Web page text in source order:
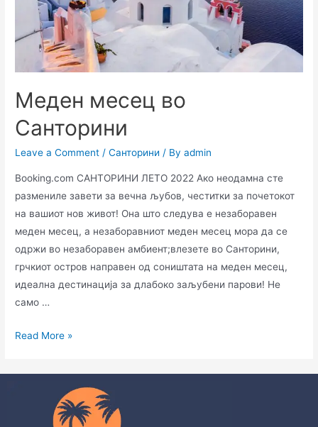
Меден месец во
Санторини
Leave a Comment /Санторини / Byadmin
Booking.com САНТОРИНИ ЛЕТО 2022 Ако неодамна сте
размениле завети за вечна љубов, честитки за почетокот
на вашиот нов живот! Она што следува е незаборавен
меден месец, а незаборавниот меден месец мора да се
одржи во незаборавен амбиент;влезете во Санторини,
грчкиот остров направен од соништата на меден месец,
идеална дестинација за длабоко заљубени парови! Не
само …
Read More »